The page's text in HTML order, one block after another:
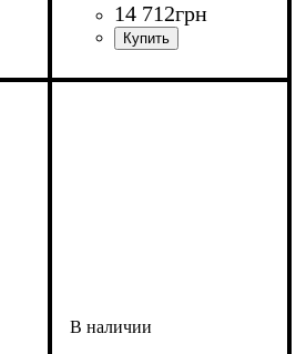
14 712грн